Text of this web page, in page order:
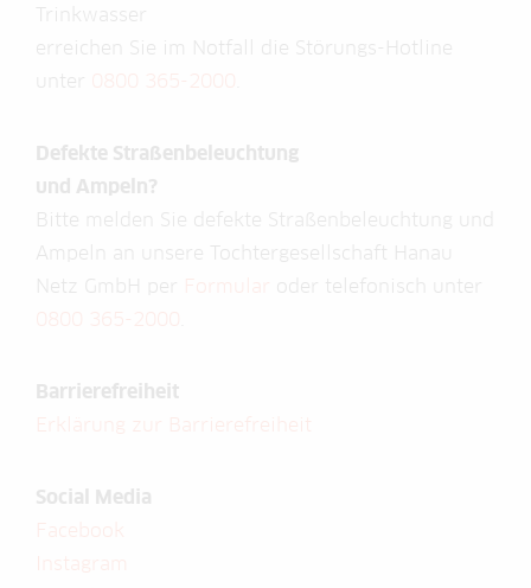
Trinkwasser
erreichen Sie im Notfall die Störungs-Hotline
unter
Defekte Straßenbeleuchtung
und Ampeln?
Bitte melden Sie defekte Straßenbeleuchtung und
Ampeln an unsere Tochtergesellschaft Hanau
Netz GmbH per
oder telefonisch unter
Barrierefreiheit
Social Media